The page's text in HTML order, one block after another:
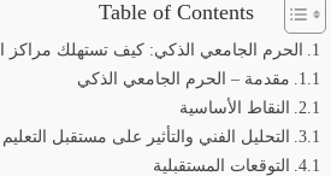
Table of Contents
الحرم الجامعي الذكي: كيف تستهلك مراكز
مقدمة – الحرم الجامعي الذكي
النقاط الأساسية
التحليل الفني والتأثير على مستقبل التعليم
التوقعات المستقبلية